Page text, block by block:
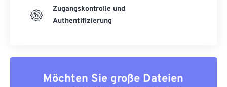
Zugangskontrolle und
Authentifizierung
Möchten Sie große Dateien